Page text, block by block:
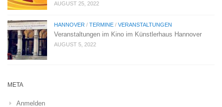
AUGUST 25, 2022
HANNOVER / TERMINE / VERANSTALTUNGEN
Veranstaltungen im Kino im Künstlerhaus Hannover
AUGUST 5, 2022
META
Anmelden